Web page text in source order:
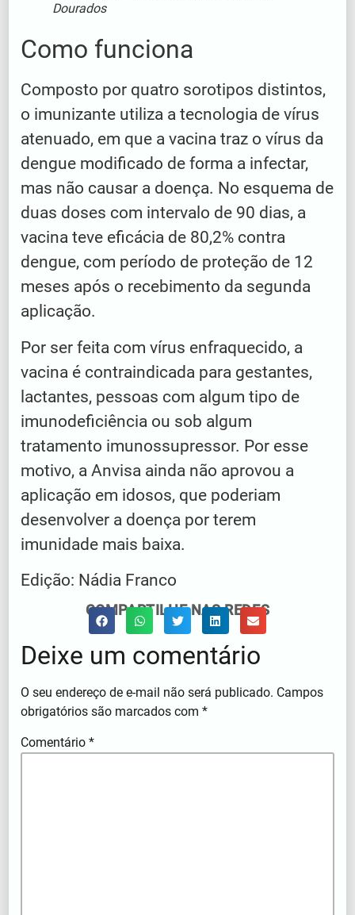
Dourados
Como funciona
Composto por quatro sorotipos distintos,
o imunizante utiliza a tecnologia de vírus
atenuado, em que a vacina traz o vírus da
dengue modificado de forma a infectar,
mas não causar a doença. No esquema de
duas doses com intervalo de 90 dias, a
vacina teve eficácia de 80,2% contra
dengue, com período de proteção de 12
meses após o recebimento da segunda
aplicação.
Por ser feita com vírus enfraquecido, a
vacina é contraindicada para gestantes,
lactantes, pessoas com algum tipo de
imunodeficiência ou sob algum
tratamento imunossupressor. Por esse
motivo, a Anvisa ainda não aprovou a
aplicação em idosos, que poderiam
desenvolver a doença por terem
imunidade mais baixa.
Edição: Nádia Franco
COMPARTILHE NAS REDES
Deixe um comentário
O seu endereço de e-mail não será publicado. Campos
obrigatórios são marcados com*
Comentário*